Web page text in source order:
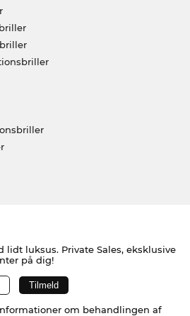
luksus. Private Sales, eksklusive
på dig!
om behandlingen af